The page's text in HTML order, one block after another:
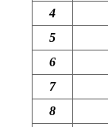
4
5
6
7
8